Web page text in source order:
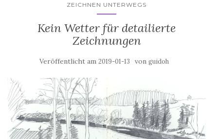
ZEICHNEN UNTERWEGS
Kein Wetter für detailierte
Zeichnungen
Veröffentlicht am 2019-01-13 von guidoh